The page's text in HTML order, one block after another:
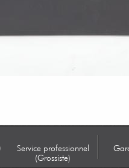
Service professionnel
(Grossiste)